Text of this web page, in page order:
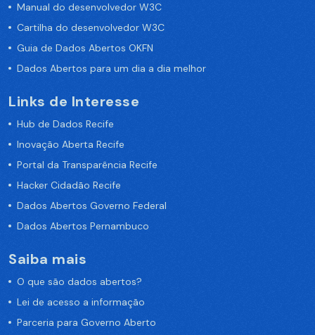
Manual do desenvolvedor W3C
Cartilha do desenvolvedor W3C
Guia de Dados Abertos OKFN
Dados Abertos para um dia a dia melhor
Links de Interesse
Hub de Dados Recife
Inovação Aberta Recife
Portal da Transparência Recife
Hacker Cidadão Recife
Dados Abertos Governo Federal
Dados Abertos Pernambuco
Saiba mais
O que são dados abertos?
Lei de acesso a informação
Parceria para Governo Aberto